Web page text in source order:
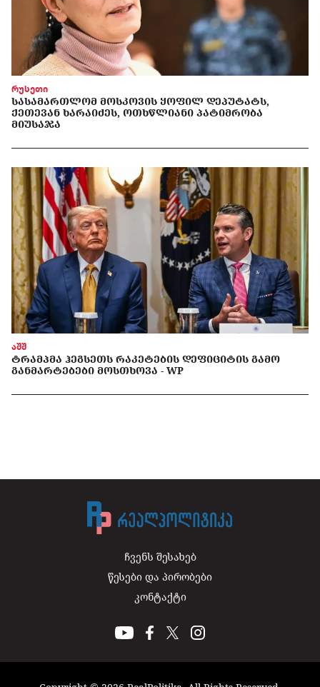
რუსეთი
ᲡᲐᲡᲐᲛᲐᲠᲗᲚᲝᲛ ᲛᲝᲡᲙᲝᲕᲘᲡ ᲧᲝᲤᲘᲚ ᲓᲔᲞᲣᲢᲐᲢᲡ,
ᲥᲔᲗᲔᲕᲐᲜ ᲮᲐᲠᲐᲘᲫᲔᲡ, ᲝᲗᲮᲬᲚᲘᲐᲜᲘ ᲞᲐᲢᲘᲛᲠᲝᲑᲐ
ᲛᲘᲣᲡᲐᲯᲐ
აშშ
ᲢᲠᲐᲛᲞᲛᲐ ᲰᲔᲒᲡᲔᲗᲡ ᲠᲐᲙᲔᲢᲔᲑᲘᲡ ᲓᲔᲤᲘᲪᲘᲢᲘᲡ ᲒᲐᲛᲝ
ᲒᲐᲜᲛᲐᲠᲢᲔᲑᲔᲑᲘ ᲛᲝᲡᲗᲮᲝᲕᲐ - WP
ჩვენს შესახებ
წესები და პირობები
კონტაქტი